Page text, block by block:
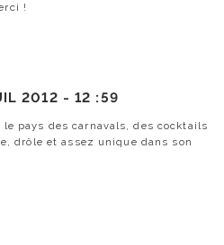
!
2012 -12 :59
pays des carnavals, des cocktails
drôle et assez unique dans son